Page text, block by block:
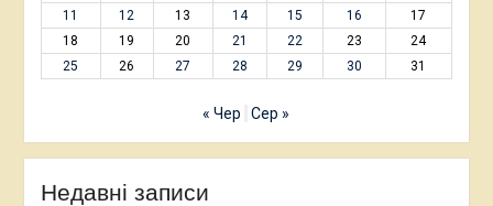
11
12 13 14 15 16
17
18
19 20 21 22 23
24
25
26 27 28 29 30 31
« Чер Сер »
Недавні записи